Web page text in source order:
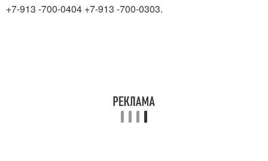
+7-913 -700-0404 +7-913 -700-0303.